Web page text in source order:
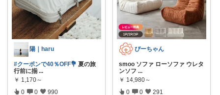
陽｜haru
#クーポンで40％OFF💐 夏の旅
行前に揃 ...
￥ 1,170～
0 0 990
ぴーちゃん
smoo ソファ ローソファ ウレタ
ンソフ ...
￥ 14,980～
0 0 291